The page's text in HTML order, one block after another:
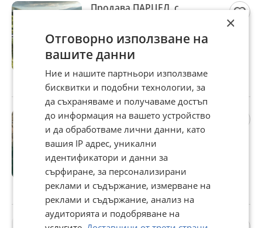
Продава ПАРЦЕЛ, с.
35 192 €
68 829,57 лв
с. Брестник, Пловдив, 30 юли
Продава ПАРЦЕЛ, с.
Марково, област Пловдив
120 000 €
234 699,60 лв
Не се начислява ДДС
с. Марково, Пловдив, 30 юли
Продава 3-СТАЕН, гр.
×
Отговорно използване на
вашите данни
Ние и нашите партньори използваме
бисквитки и подобни технологии, за
да съхраняваме и получаваме достъп
до информация на вашето устройство
и да обработваме лични данни, като
вашия IP адрес, уникални
идентификатори и данни за
сърфиране, за персонализирани
реклами и съдържание, измерване на
реклами и съдържание, анализ на
аудиторията и подобряване на